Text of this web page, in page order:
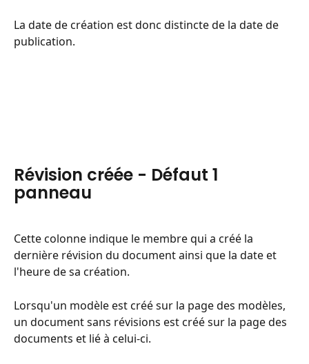
La date de création est donc distincte de la date de
publication.
Révision créée - Défaut 1
panneau
Cette colonne indique le membre qui a créé la
dernière révision du document ainsi que la date et
l'heure de sa création.
Lorsqu'un modèle est créé sur la page des modèles,
un document sans révisions est créé sur la page des
documents et lié à celui-ci.